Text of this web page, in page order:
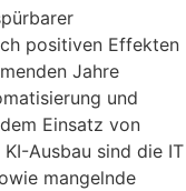
positiven Effekten
Jahre
und
Einsatz von
Ausbau sind die IT
mangelnde